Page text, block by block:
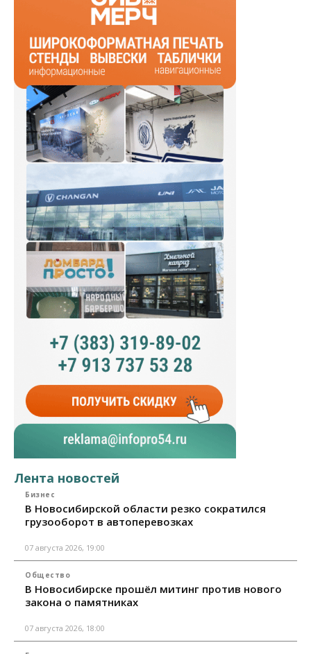
Лента новостей
Бизнес
В Новосибирской области резко сократился
грузооборот в автоперевозках
07 августа 2026, 19:00
Общество
В Новосибирске прошёл митинг против нового
закона о памятниках
07 августа 2026, 18:00